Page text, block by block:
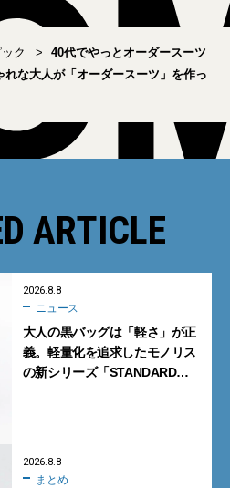
ック
40代でやっとオーダースーツ
な大人が「オーダースーツ」を作っ
ARTICLE
2026.8.8
ニュース
大人の黒バッグは「軽さ」が正
義。軽量化を追求したモノリス
の新シリーズ「STANDARD
2026.8.8
まとめ